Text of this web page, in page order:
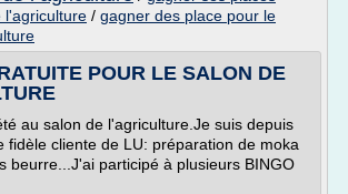
l'agriculture / gagner des place pour le
POUR LE SALON DE
au salon de l'agriculture.Je suis depuis
fidèle cliente de LU: préparation de moka
beurre...J'ai participé à plusieurs BINGO